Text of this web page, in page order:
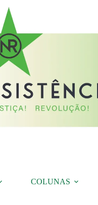
COLUNAS